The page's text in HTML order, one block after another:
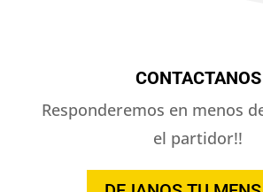
CONTACTANOS
Responderemos en menos
el partidor!!